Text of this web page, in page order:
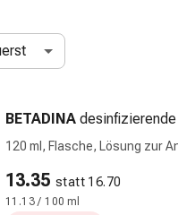
BETADINA
120 ml, Flasche, Lösung zur
13.35 statt 16.70
11.13 / 100 ml